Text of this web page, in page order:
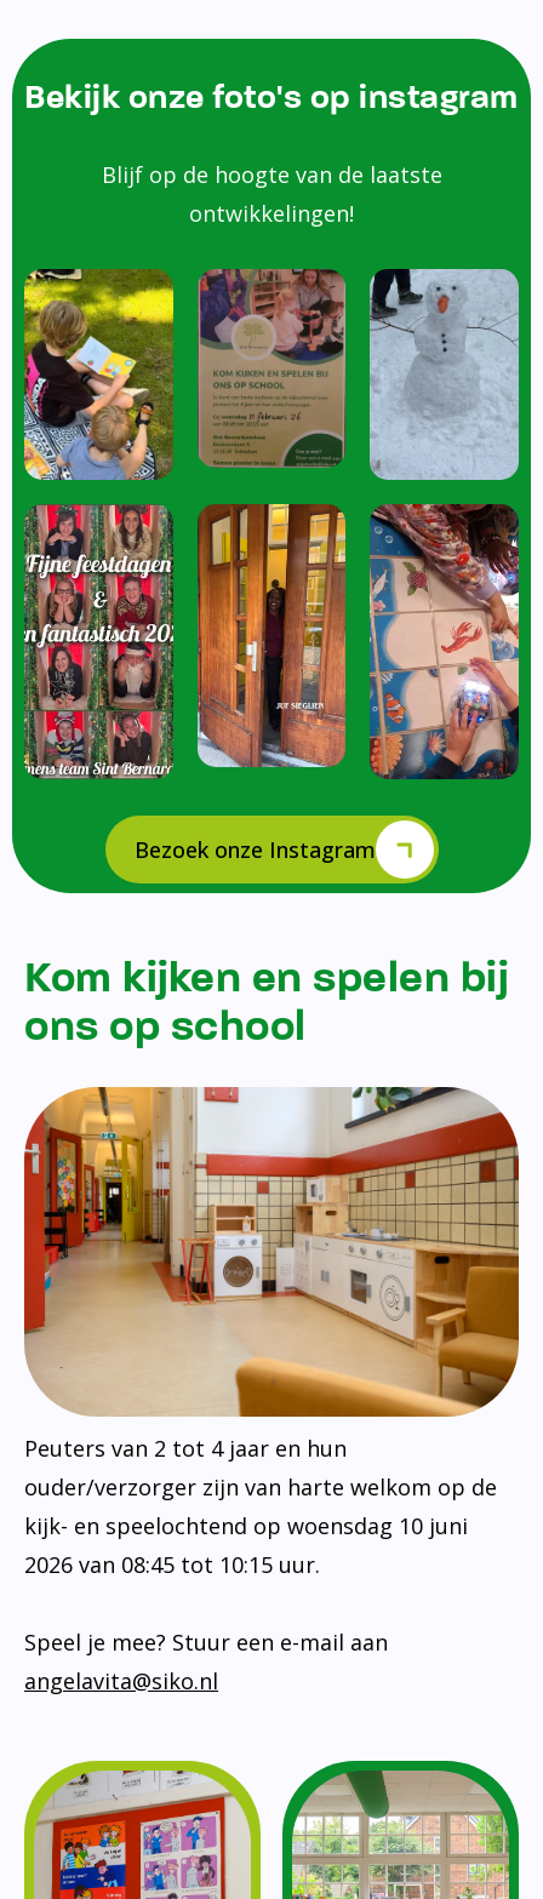
Bekijk onze foto's op instagram
Blijf op de hoogte van de laatste
ontwikkelingen!
Bezoek onze Instagram
Kom kijken en spelen bij
ons op school
Peuters van 2 tot 4 jaar en hun
ouder/verzorger zijn van harte welkom op de
kijk- en speelochtend op woensdag 10 juni
2026 van 08:45 tot 10:15 uur.
Speel je mee? Stuur een e-mail aan
angelavita@siko.nl